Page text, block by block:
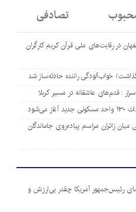
تصادفی
در رقابت‌های ملی قرآن کریم کارگران
: قدم‌های عاشقانه در مسیر کربلا
می‌شود
آشامیدنی میان زائران مراسم پیاده‌روی جاماندگان
رئیس‌جمهور آمریکا چقدر بی‌ارزش و